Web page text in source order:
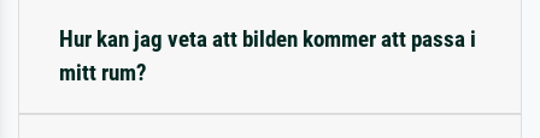
Hur kan jag veta att bilden kommer att passa i
mitt rum?